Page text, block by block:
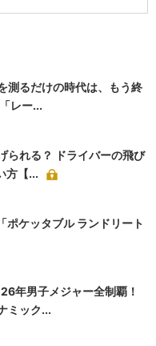
測るだけの時代は、もう終
レー...
られる？ ドライバーの飛び
方【...
ポケッタブル ランドリート
年男子メジャー全制覇！
ミック...